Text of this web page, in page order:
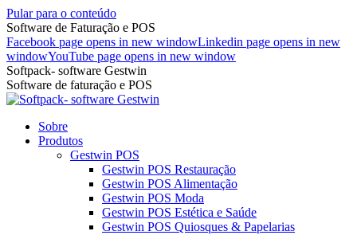
Pular para o conteúdo
Software de Faturação e POS
Facebook page opens in new windowLinkedin page opens in new
windowYouTube page opens in new window
Softpack- software Gestwin
Software de faturação e POS
Sobre
Produtos
Gestwin POS
Gestwin POS Restauração
Gestwin POS Alimentação
Gestwin POS Moda
Gestwin POS Estética e Saúde
Gestwin POS Quiosques & Papelarias